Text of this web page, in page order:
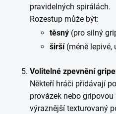
pravidelných spirálách.
Rozestup může být:
těsný (pro silný
širší(méně lepivé,
Volitelné zpevnění
Někteří hráči přidávají
provázek nebo
výraznější texturovaný